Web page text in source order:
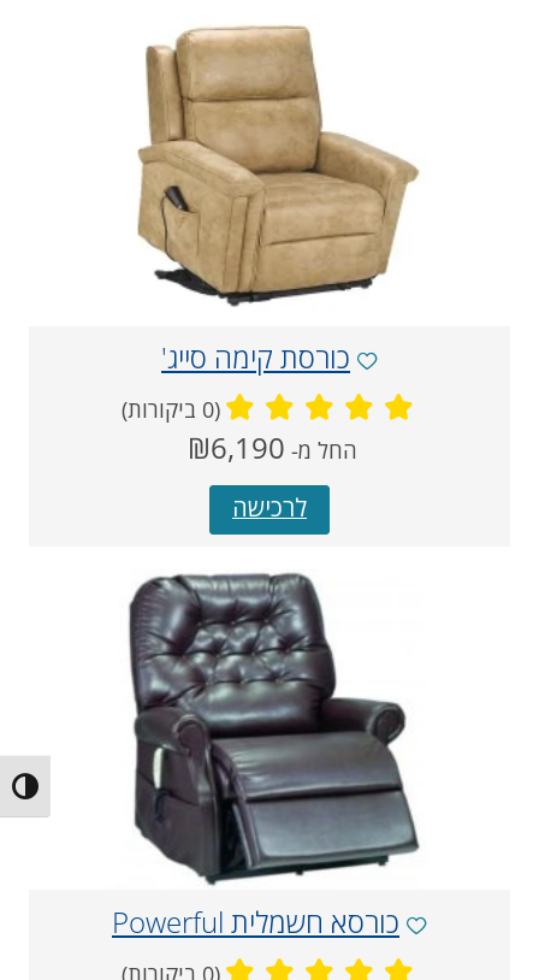
כורסת קימה סייג'
(0 ביקורות)
החל מ- מחיר
₪6,190
לרכישה
כורסא חשמלית Powerful
(0 ביקורות)